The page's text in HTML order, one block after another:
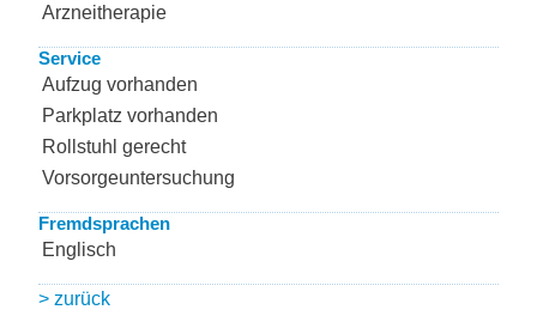
Arzneitherapie
Service
Aufzug vorhanden
Parkplatz vorhanden
Rollstuhl gerecht
Vorsorgeuntersuchung
Fremdsprachen
Englisch
> zurück